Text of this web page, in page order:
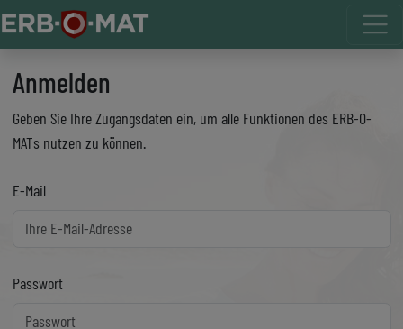
Anmelden
Geben Sie Ihre Zugangsdaten ein, um alle Funktionen des ERB-O-
MATs nutzen zu können.
E-Mail
Passwort